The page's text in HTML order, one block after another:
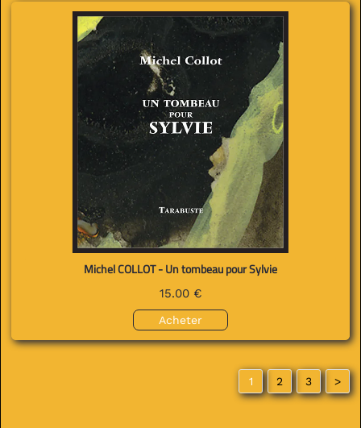
Michel COLLOT - Un tombeau pour Sylvie
15.00 €
Acheter
1 2 3 >